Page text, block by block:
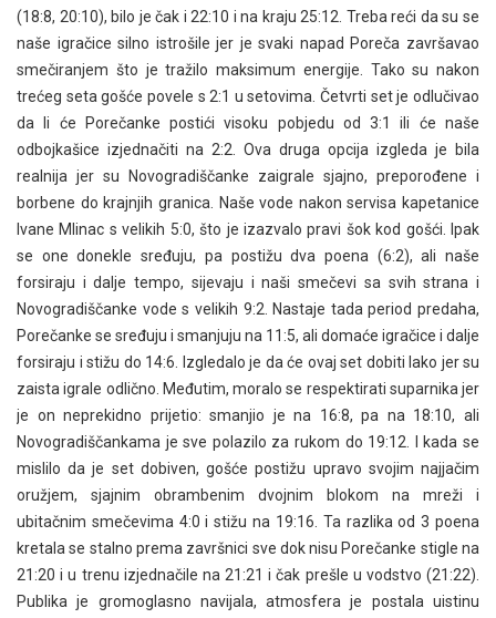
(18:8, 20:10), bilo je čak i 22:10 i na kraju 25:12. Treba reći da su se
naše igračice silno istrošile jer je svaki napad Poreča završavao
smečiranjem što je tražilo maksimum energije. Tako su nakon
trećeg seta gošće povele s 2:1 u setovima. Četvrti set je odlučivao
da li će Porečanke postići visoku pobjedu od 3:1 ili će naše
odbojkašice izjednačiti na 2:2. Ova druga opcija izgleda je bila
realnija jer su Novogradiščanke zaigrale sjajno, preporođene i
borbene do krajnjih granica. Naše vode nakon servisa kapetanice
Ivane Mlinac s velikih 5:0, što je izazvalo pravi šok kod gošći. Ipak
se one donekle sređuju, pa postižu dva poena (6:2), ali naše
forsiraju i dalje tempo, sijevaju i naši smečevi sa svih strana i
Novogradiščanke vode s velikih 9:2. Nastaje tada period predaha,
Porečanke se sređuju i smanjuju na 11:5, ali domaće igračice i dalje
forsiraju i stižu do 14:6. Izgledalo je da će ovaj set dobiti lako jer su
zaista igrale odlično. Međutim, moralo se respektirati suparnika jer
je on neprekidno prijetio: smanjio je na 16:8, pa na 18:10, ali
Novogradiščankama je sve polazilo za rukom do 19:12. I kada se
mislilo da je set dobiven, gošće postižu upravo svojim najjačim
oružjem, sjajnim obrambenim dvojnim blokom na mreži i
ubitačnim smečevima 4:0 i stižu na 19:16. Ta razlika od 3 poena
kretala se stalno prema završnici sve dok nisu Porečanke stigle na
21:20 i u trenu izjednačile na 21:21 i čak prešle u vodstvo (21:22).
Publika je gromoglasno navijala, atmosfera je postala uistinu